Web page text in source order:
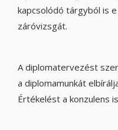
kapcsolódó tárgyból is
záróvizsgát.
A diplomatervezést
a diplomamunkát
Értékelést a konzulens